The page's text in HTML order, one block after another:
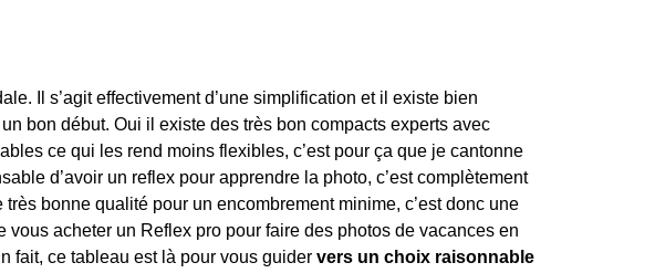
Il s’agit effectivement d’une simplification et il existe bien
bon début. Oui il existe des très bon compacts experts avec
ce qui les rend moins flexibles, c’est pour ça que je cantonne
d’avoir un reflex pour apprendre la photo, c’est complètement
bonne qualité pour un encombrement minime, c’est donc une
acheter un Reflex pro pour faire des photos de vacances en
fait, ce tableau est là pour vous guider vers un choix raisonnable